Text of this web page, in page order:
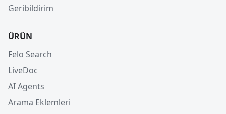
Geribildirim
ÜRÜN
Felo Search
LiveDoc
AI Agents
Arama Eklemleri